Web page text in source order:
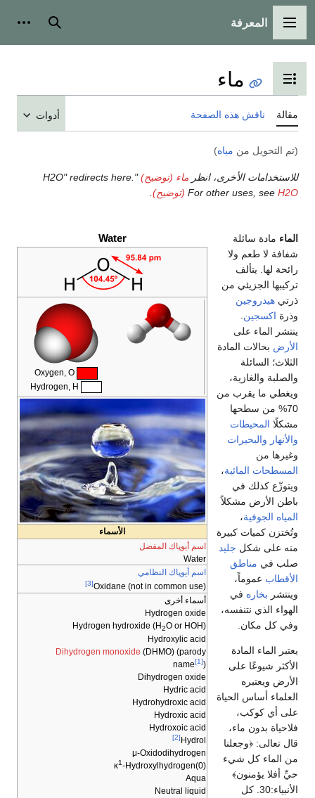
القائمة الرئيسية
المعرفة بحث
تبديل عرض جدول المحتويات
ماء
مقالة ناقش هذه الصفحة أدوات
(تم التحويل من مياه)
للاستخدامات الأخرى، انظر ماء (توضيح)
"H2O" redirects here.
For other uses, see H2O (توضيح)
Water
الأسماء
اسم أيوپاك المفضل
Water
اسم أيوپاك النظامي
Oxidane (not in common use)
[3]
أسماء أخرى
Hydrogen oxide
Hydrogen hydroxide (H2O or HOH)
Hydroxylic acid
Dihydrogen monoxide (DHMO) (parody
name
[1])
Dihydrogen oxide
Hydric acid
Hydrohydroxic acid
Hydroxic acid
Hydroxoic acid
Hydrol
[2]
μ-Oxidodihydrogen
κ1-Hydroxylhydrogen(0)
Aqua
Neutral liquid
الماء مادة سائلة
شفافة لا طعم ولا
رائحة لها. يتألف
تركيبها الجزيئي من
ذرتي هيدروجين
وذرة اكسجين
ينتشر الماء على
الأرض بحالات المادة
الثلاث؛ السائلة
والصلبة والغازية،
ويغطي ما يقرب من
70% من سطحها
مشكلًا المحيطات
والأنهار والبحيرات
وغيرها من
المسطحات المائية،
ويتوزّع كذلك في
باطن الأرض مشكلاً
المياه الجوفية،
وتُختزن كميات كبيرة
منه على شكل جليد
صلب في مناطق
الأقطاب عموماً،
وينتشر بخاره في
الهواء الذي نتنفسه،
وفي كل مكان.
يعتبر الماء المادة
الأكثر شيوعًا على
الأرض ويعتبره
العلماء أساس الحياة
على أي كوكب،
فلاحياة بدون ماء،
قال تعالى: ﴿وجعلنا
من الماء كل شيء
حيِّ أفلا يؤمنون﴾
الأنبياء:30. كل